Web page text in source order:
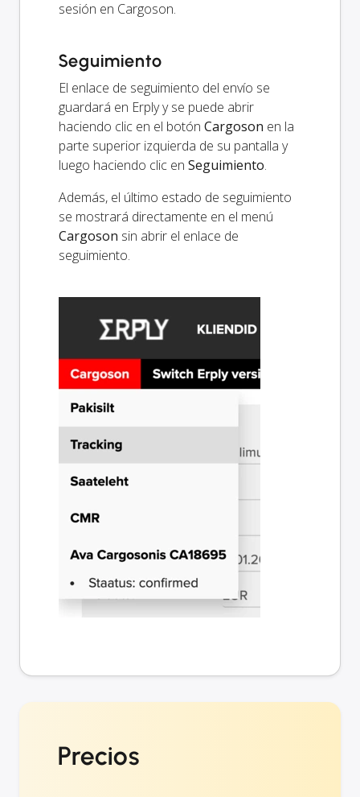
sesión en Cargoson.
Seguimiento
El enlace de seguimiento del envío se
guardará en Erply y se puede abrir
haciendo clic en el botón Cargoson en la
parte superior izquierda de su pantalla y
luego haciendo clic en Seguimiento.
Además, el último estado de seguimiento
se mostrará directamente en el menú
Cargoson sin abrir el enlace de
seguimiento.
Precios